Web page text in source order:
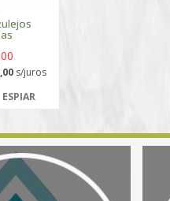
s/juros
ESPIAR